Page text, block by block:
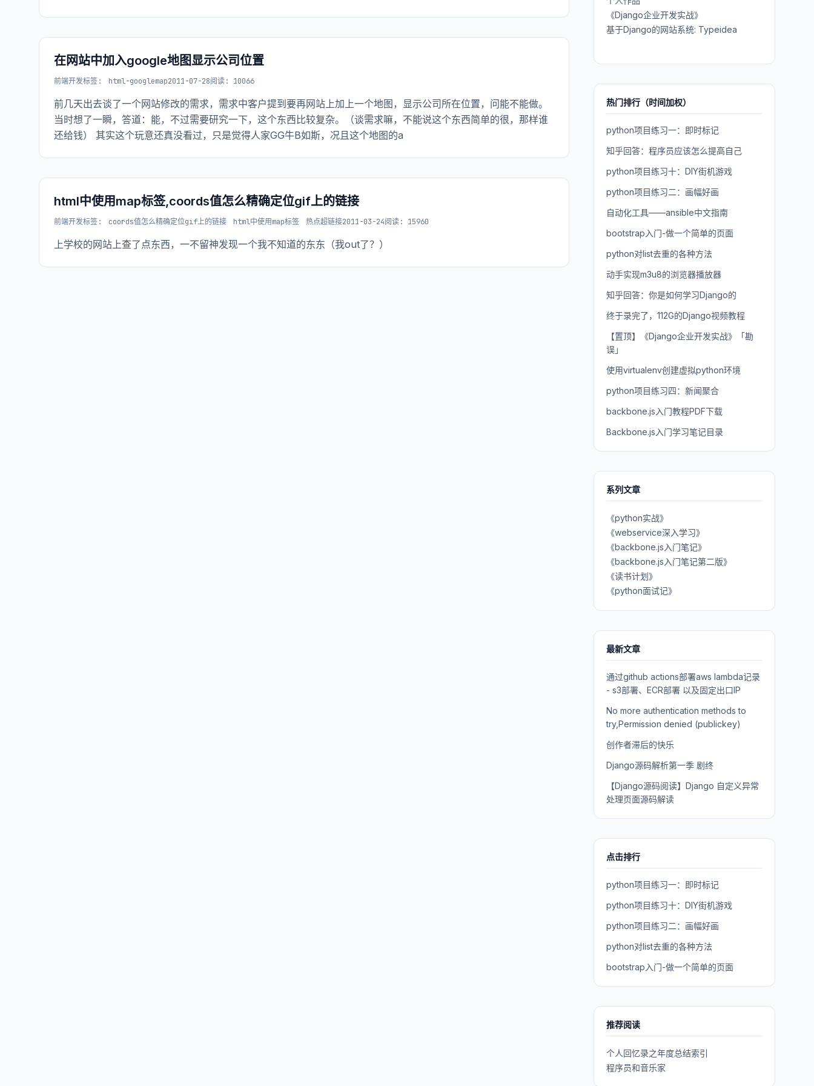
在网站中加入google地图显示公司位置
前端开发标签: html-googlemap2011-07-28阅读: 10066
前几天出去谈了一个网站修改的需求，需求中客户提到要再网站上加上一个地图，显示公司所在位置，问能不能做。
当时想了一瞬，答道：能，不过需要研究一下，这个东西比较复杂。（谈需求嘛，不能说这个东西简单的很，那样谁
还给钱） 其实这个玩意还真没看过，只是觉得人家GG牛B如斯，况且这个地图的a
html中使用map标签,coords值怎么精确定位gif上的链接
前端开发标签: coords值怎么精确定位gif上的链接 html中使用map标签 热点超链接2011-03-24阅读: 15960
上学校的网站上查了点东西，一不留神发现一个我不知道的东东（我out了？）
《Django企业开发实战》
基于Django的网站系统: Typeidea
热门排行（时间加权）
python项目练习一：即时标记
知乎回答：程序员应该怎么提高自己
python项目练习十：DIY街机游戏
python项目练习二：画幅好画
自动化工具——ansible中文指南
bootstrap入门-做一个简单的页面
python对list去重的各种方法
动手实现m3u8的浏览器播放器
知乎回答：你是如何学习Django的
终于录完了，112G的Django视频教程
【置顶】《Django企业开发实战》「勘
误」
使用virtualenv创建虚拟python环境
python项目练习四：新闻聚合
backbone.js入门教程PDF下载
Backbone.js入门学习笔记目录
系列文章
《python实战》
《webservice深入学习》
《backbone.js入门笔记》
《backbone.js入门笔记第二版》
《读书计划》
《python面试记》
最新文章
通过github actions部署aws lambda记录
- s3部署、ECR部署 以及固定出口IP
No more authentication methods to
try,Permission denied (publickey)
创作者滞后的快乐
Django源码解析第一季 剧终
【Django源码阅读】Django 自定义异常
处理页面源码解读
点击排行
python项目练习一：即时标记
python项目练习十：DIY街机游戏
python项目练习二：画幅好画
python对list去重的各种方法
bootstrap入门-做一个简单的页面
推荐阅读
个人回忆录之年度总结索引
程序员和音乐家